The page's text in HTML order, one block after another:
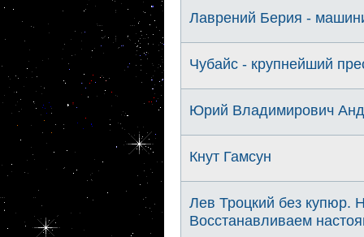
Лаврений Берия -
Чубайс - крупнейший
Юрий Владимирович
Кнут Гамсун
Лев Троцкий без купюр.
Восстанавливаем